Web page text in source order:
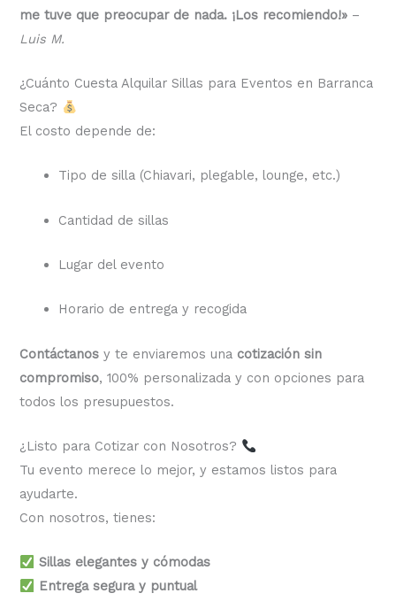
me tuve que preocupar de nada. ¡Los recomiendo!» –
Luis M.
¿Cuánto Cuesta Alquilar Sillas para Eventos en Barranca
Seca?
El costo depende de:
Tipo de silla (Chiavari, plegable, lounge, etc.)
Cantidad de sillas
Lugar del evento
Horario de entrega y recogida
Contáctanos y te enviaremos una cotización sin
compromiso, 100% personalizada y con opciones para
todos los presupuestos.
¿Listo para Cotizar con Nosotros?
Tu evento merece lo mejor, y estamos listos para
ayudarte.
Con nosotros, tienes:
Sillas elegantes y cómodas
Entrega segura y puntual